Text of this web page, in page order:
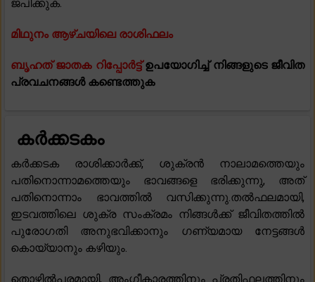
ജപിക്കുക.
മിഥുനം ആഴ്ചയിലെ രാശിഫലം
ബൃഹത് ജാതക റിപ്പോർട്ട്ഉപയോഗിച്ച് നിങ്ങളുടെ ജീവിത
പ്രവചനങ്ങൾ കണ്ടെത്തുക
കർക്കടകം
കർക്കടക രാശിക്കാർക്ക്, ശുക്രൻ നാലാമത്തെയും
പതിനൊന്നാമത്തെയും ഭാവങ്ങളെ ഭരിക്കുന്നു, അത്
പതിനൊന്നാം ഭാവത്തിൽ വസിക്കുന്നു.തൽഫലമായി,
ഇടവത്തിലെ ശുക്ര സംക്രമം നിങ്ങൾക്ക് ജീവിതത്തിൽ
പുരോഗതി അനുഭവിക്കാനും ഗണ്യമായ നേട്ടങ്ങൾ
കൊയ്യാനും കഴിയും.
തൊഴിൽപരമായി, അംഗീകാരത്തിനും പ്രതിഫലത്തിനും